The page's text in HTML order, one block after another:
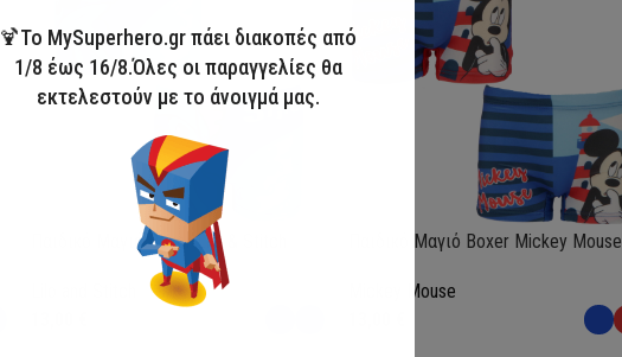
Παιδικό Μαγιό Boxer Lilo & Stitch Παιδικό Μαγιό Boxer Mickey Mouse
Mickey Mouse
🍹Το MySuperhero.gr πάει διακοπές από
1/8 έως 16/8.Όλες οι παραγγελίες θα
εκτελεστούν με το άνοιγμά μας.